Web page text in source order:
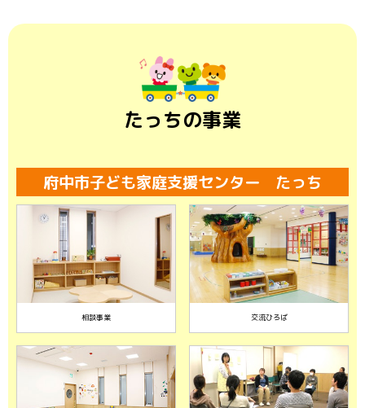
たっちの事業
府中市子ども家庭支援センター たっち
相談事業 交流ひろば